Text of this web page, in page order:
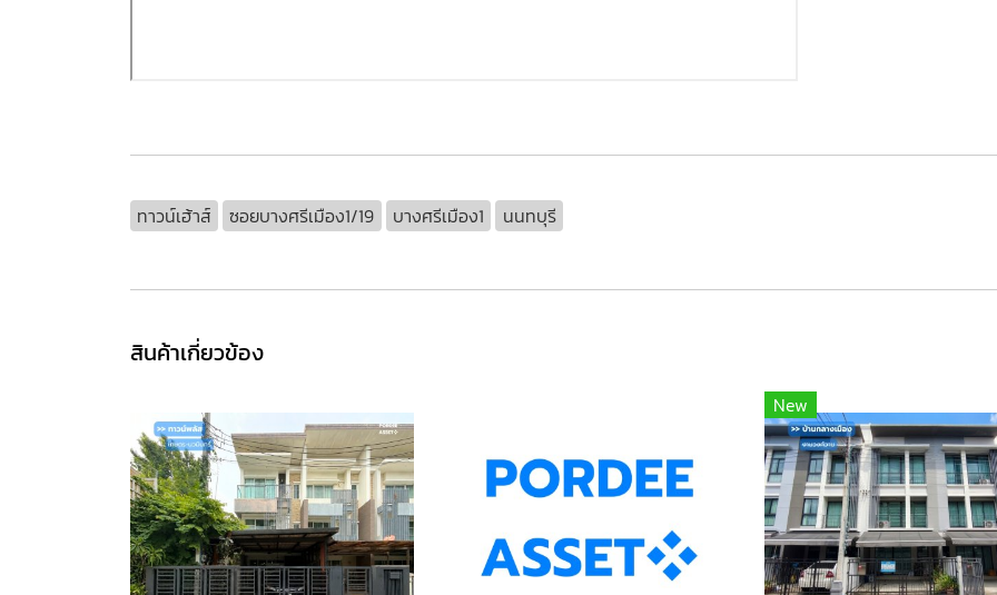
ทาวน์เฮ้าส์ ซอยบางศรีเมือง1/19 บางศรีเมือง1 นนทบุรี
สินค้าเกี่ยวข้อง
New